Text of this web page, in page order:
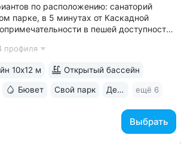
по расположению: санаторий
парке, в 5 минутах от Каскадной
в пешей доступности
парк, к терренкурам № 3 и № 2Б •
профиля
Выбрать
10х12 м Открытый бассейн
Бювет Свой парк Дети с 2 лет ещё 6